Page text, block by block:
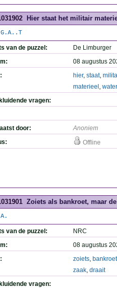
Hier staat het militair
van de puzzel:
De Limburger
08 augustus
hier, staat,
materieel , water
vragen:
door:
Anoniem
Offline
Zoiets als bankroet, maar
van de puzzel:
NRC
08 augustus
zoiets, bankroet
zaak, draait
vragen: